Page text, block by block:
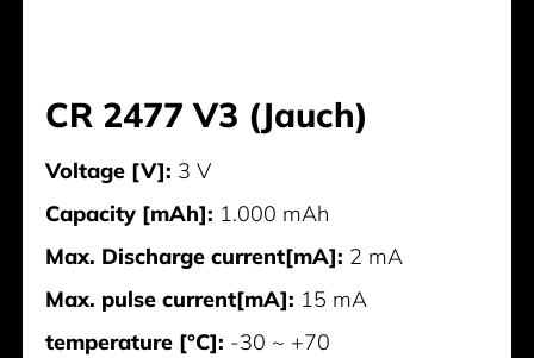
CR 2477 V3 (Jauch)
Voltage [V]: 3 V
Capacity [mAh]: 1.000 mAh
Max. Discharge current[mA]: 2 mA
Max. pulse current[mA]: 15 mA
temperature [°C]: -30 ~ +70